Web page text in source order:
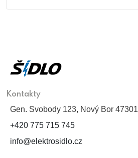
Kontakty
Gen. Svobody 123, Nový Bor 47301
+420 775 715 745
info@elektrosidlo.cz